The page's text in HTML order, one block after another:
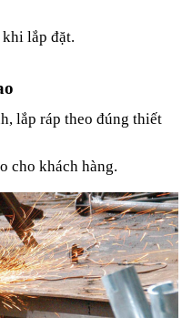
lắp đặt.
lắp ráp theo đúng thiết
cho khách hàng.